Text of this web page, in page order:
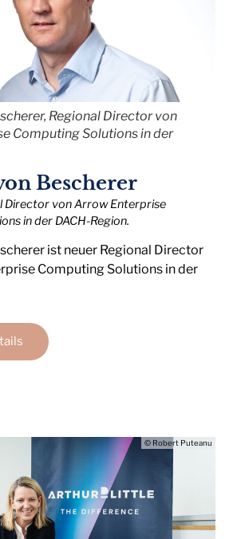
Regional Director von
Computing Solutions in der
Bescherer
Director von Arrow Enterprise
in der DACH-Region.
ist neuer Regional Director
Computing Solutions in der
© Robert Puteanu